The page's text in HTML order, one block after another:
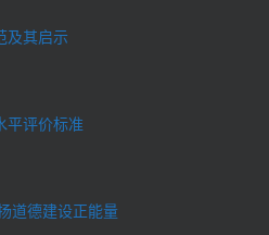
及其启示
平评价标准
道德建设正能量